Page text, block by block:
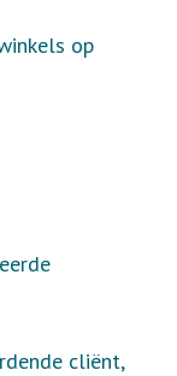
op
cliënt,